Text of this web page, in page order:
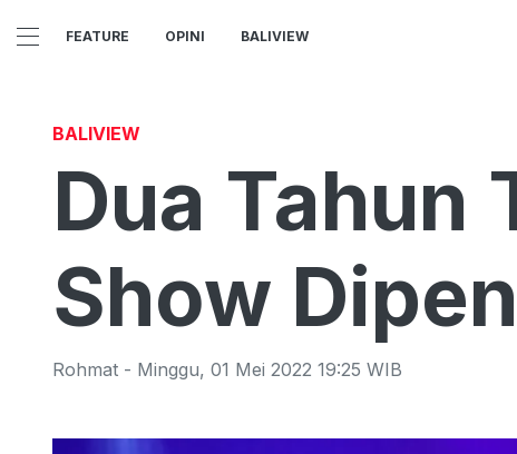
FEATURE OPINI BALIVIEW
BALIVIEW
Dua Tahun
Show
Rohmat - Minggu, 01 Mei 2022 19:25 WIB